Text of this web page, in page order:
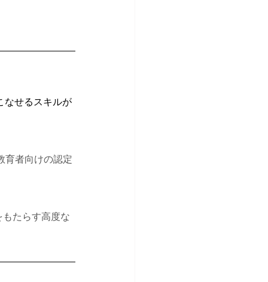
なせるスキルが
育者向けの認定
たらす高度な